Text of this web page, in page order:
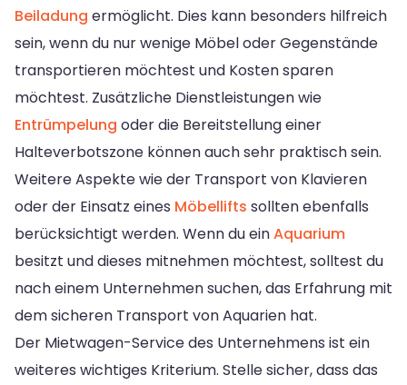
Beiladung ermöglicht. Dies kann besonders hilfreich
sein, wenn du nur wenige Möbel oder Gegenstände
transportieren möchtest und Kosten sparen
möchtest. Zusätzliche Dienstleistungen wie
Entrümpelung oder die Bereitstellung einer
Halteverbotszone können auch sehr praktisch sein.
Weitere Aspekte wie der Transport von Klavieren
oder der Einsatz eines Möbellifts sollten ebenfalls
berücksichtigt werden. Wenn du einAquarium
besitzt und dieses mitnehmen möchtest, solltest du
nach einem Unternehmen suchen, das Erfahrung mit
dem sicheren Transport von Aquarien hat.
Der Mietwagen-Service des Unternehmens ist ein
weiteres wichtiges Kriterium. Stelle sicher, dass das